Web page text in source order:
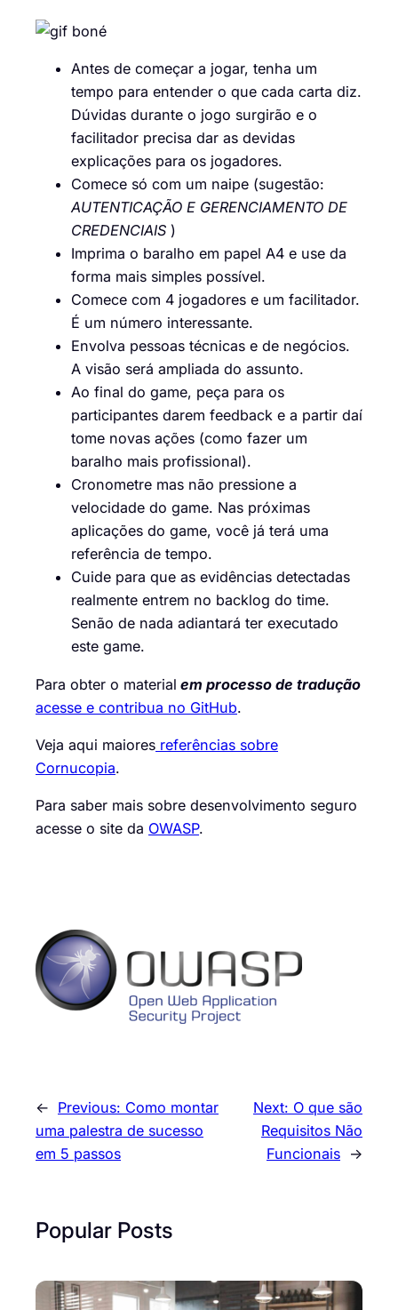
Antes de começar a jogar, tenha um
tempo para entender o que cada carta diz.
Dúvidas durante o jogo surgirão e o
facilitador precisa dar as devidas
explicações para os jogadores.
Comece só com um naipe (sugestão:
AUTENTICAÇÃO E GERENCIAMENTO DE
CREDENCIAIS )
Imprima o baralho em papel A4 e use da
forma mais simples possível.
Comece com 4 jogadores e um facilitador.
É um número interessante.
Envolva pessoas técnicas e de negócios.
A visão será ampliada do assunto.
Ao final do game, peça para os
participantes darem feedback e a partir daí
tome novas ações (como fazer um
baralho mais profissional).
Cronometre mas não pressione a
velocidade do game. Nas próximas
aplicações do game, você já terá uma
referência de tempo.
Cuide para que as evidências detectadas
realmente entrem no backlog do time.
Senão de nada adiantará ter executado
este game.
Para obter o material em processo de tradução
acesse e contribua no GitHub.
Veja aqui maiores referências sobre
Cornucopia.
Para saber mais sobre desenvolvimento seguro
acesse o site da OWASP.
← Previous: Como montar
uma palestra de sucesso
em 5 passos
Next: O que são
Requisitos Não
Funcionais →
Popular Posts